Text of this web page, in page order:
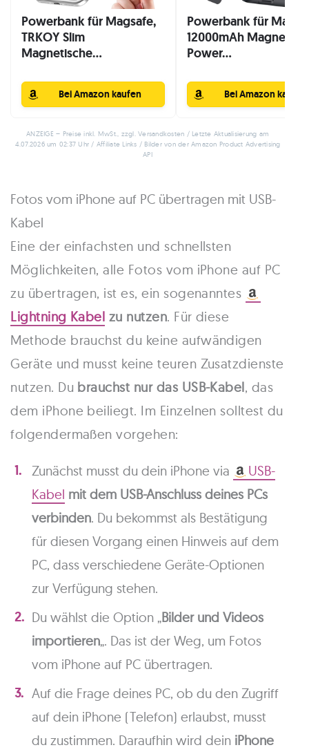
Powerbank für Magsafe,
TRKOY Slim
Magnetische...
Bei Amazon kaufen
Powerbank für
12000mAh
Power...
Bei Amazon kaufen
ANZEIGE – Preise inkl. MwSt., zzgl. Versandkosten / Letzte Aktualisierung am
4.07.2026 um 02:37 Uhr / Affiliate Links / Bilder von der Amazon Product Advertising
API
Fotos vom iPhone auf PC übertragen mit USB-
Kabel
Eine der einfachsten und schnellsten
Möglichkeiten, alle Fotos vom iPhone auf PC
zu übertragen, ist es, ein sogenanntes
Lightning Kabel zu nutzen. Für diese
Methode brauchst du keine aufwändigen
Geräte und musst keine teuren Zusatzdienste
nutzen. Du brauchst nur das USB-Kabel, das
dem iPhone beiliegt. Im Einzelnen solltest du
folgendermaßen vorgehen:
Zunächst musst du dein iPhone via
USB-
Kabel mit dem USB-Anschluss deines PCs
verbinden. Du bekommst als Bestätigung
für diesen Vorgang einen Hinweis auf dem
PC, dass verschiedene Geräte-Optionen
zur Verfügung stehen.
Du wählst die Option „Bilder und Videos
importieren„. Das ist der Weg, um Fotos
vom iPhone auf PC übertragen.
Auf die Frage deines PC, ob du den Zugriff
auf dein iPhone (Telefon) erlaubst, musst
du zustimmen. Daraufhin wird dein iPhone